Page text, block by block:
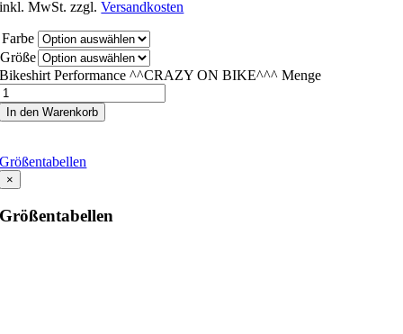
inkl. MwSt. zzgl.Versandkosten
Farbe
Größe
Bikeshirt Performance ^^CRAZY ON BIKE^^^ Menge
In den Warenkorb
Größentabellen
×
Größentabellen